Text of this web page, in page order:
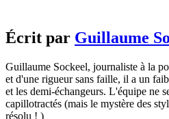
Écrit par Guillaume
Guillaume Sockeel, journaliste à la
et d'une rigueur sans faille, il a un
et les demi-échangeurs. L'équipe ne
capillotractés (mais le mystère des
résolu ! )